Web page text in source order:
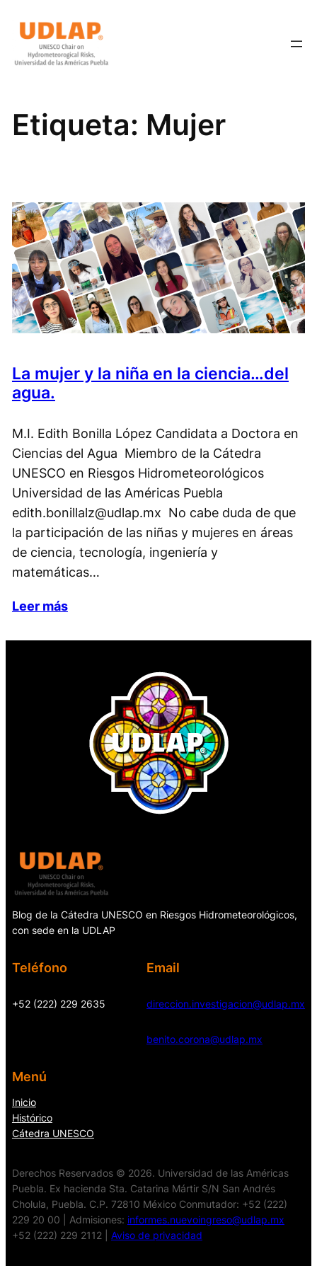
contenido
Etiqueta: Mujer
La mujer y la niña en la ciencia…del
agua.
M.I. Edith Bonilla López Candidata a Doctora en
Ciencias del Agua Miembro de la Cátedra
UNESCO en Riesgos Hidrometeorológicos
Universidad de las Américas Puebla
edith.bonillalz@udlap.mx No cabe duda de que
la participación de las niñas y mujeres en áreas
de ciencia, tecnología, ingeniería y
matemáticas…
Leer más
Blog de la Cátedra UNESCO en Riesgos Hidrometeorológicos,
con sede en la UDLAP
Teléfono
+52 (222) 229 2635
Email
direccion.investigacion@udlap.mx
benito.corona@udlap.mx
Menú
Inicio
Histórico
Cátedra UNESCO
Derechos Reservados © 2026. Universidad de las Américas
Puebla. Ex hacienda Sta. Catarina Mártir S/N San Andrés
Cholula, Puebla. C.P. 72810 México Conmutador: +52 (222)
229 20 00 | Admisiones: informes.nuevoingreso@udlap.mx
+52 (222) 229 2112 | Aviso de privacidad